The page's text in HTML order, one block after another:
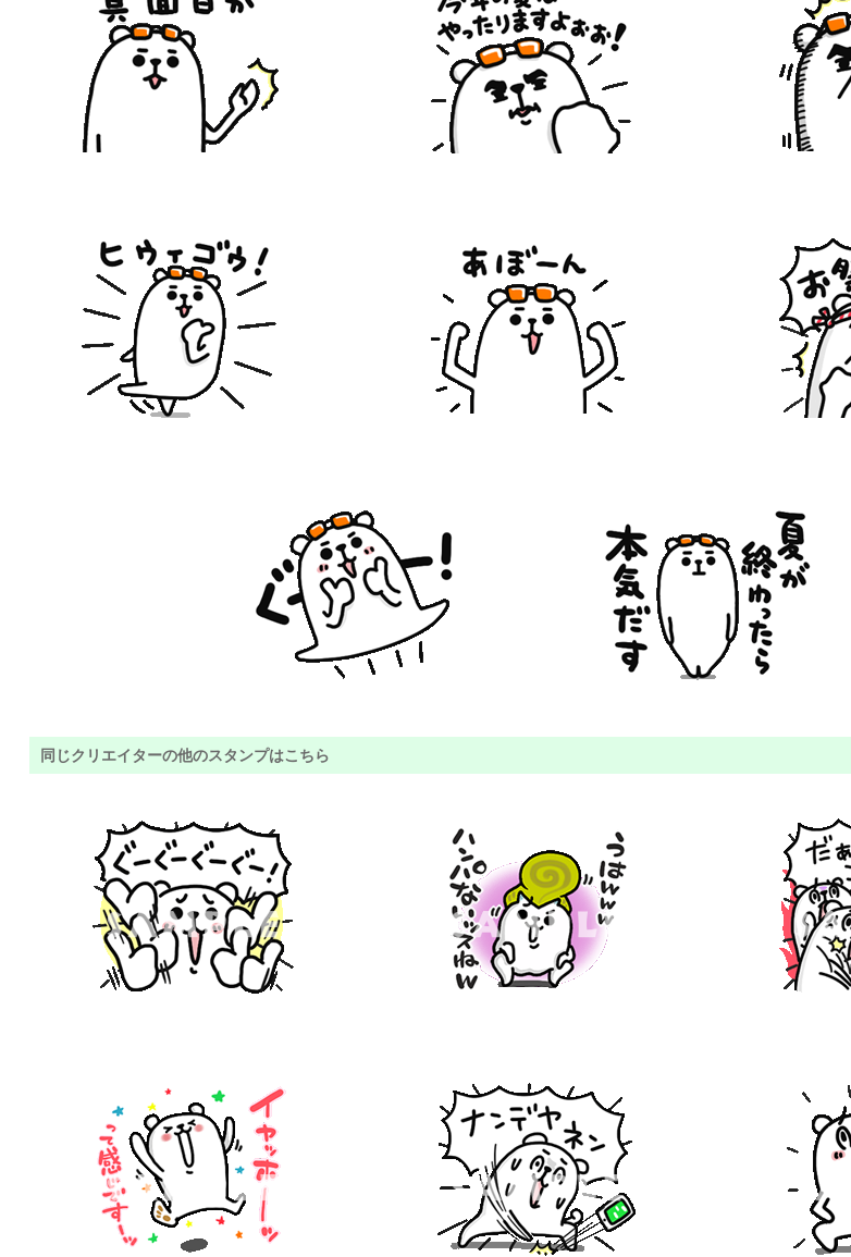
同じクリエイターの他のスタンプはこちら